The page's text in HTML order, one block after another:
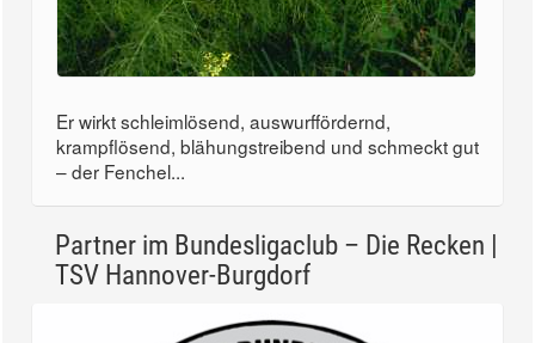
Er wirkt schleimlösend, auswurffördernd,
krampflösend, blähungstreibend und schmeckt gut
– der Fenchel...
Partner im Bundesligaclub – Die Recken |
TSV Hannover-Burgdorf